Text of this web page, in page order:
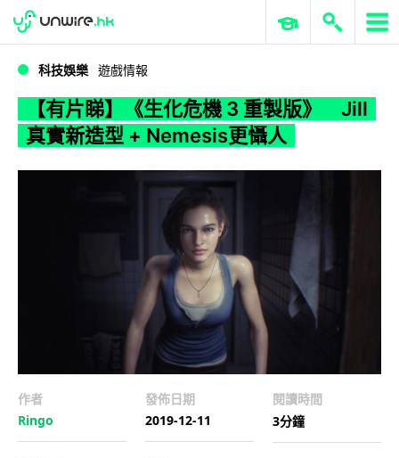
WWDC 2026 ERP 與商業 AI
科技娛樂 遊戲情報
【有片睇】《生化危機 3 重製版》 Jill
真實新造型 + Nemesis更懾人
作者
Ringo
發佈日期
2019-12-11
閱讀時間
3分鐘